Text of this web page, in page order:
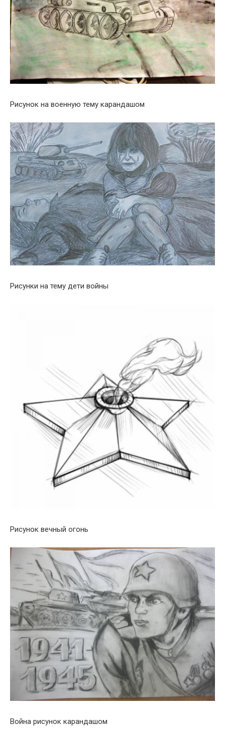
Рисунок на военную тему карандашом
Рисунки на тему дети войны
Рисунок вечный огонь
Война рисунок карандашом